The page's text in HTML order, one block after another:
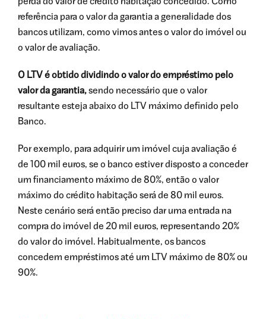
referência para o valor da garantia a generalidade dos
bancos utilizam, como vimos antes o valor do imóvel ou
o valor de avaliação.
O LTV é obtido dividindo o valor do empréstimo pelo
valor da garantia,sendo necessário que o valor
resultante esteja abaixo do LTV máximo definido pelo
Banco.
Por exemplo, para adquirir um imóvel cuja avaliação é
de 100 mil euros, se o banco estiver disposto a conceder
um financiamento máximo de 80%, então o valor
máximo do crédito habitação será de 80 mil euros.
Neste cenário será então preciso dar uma entrada na
compra do imóvel de 20 mil euros, representando 20%
do valor do imóvel. Habitualmente, os bancos
concedem empréstimos até um LTV máximo de 80% ou
90%.